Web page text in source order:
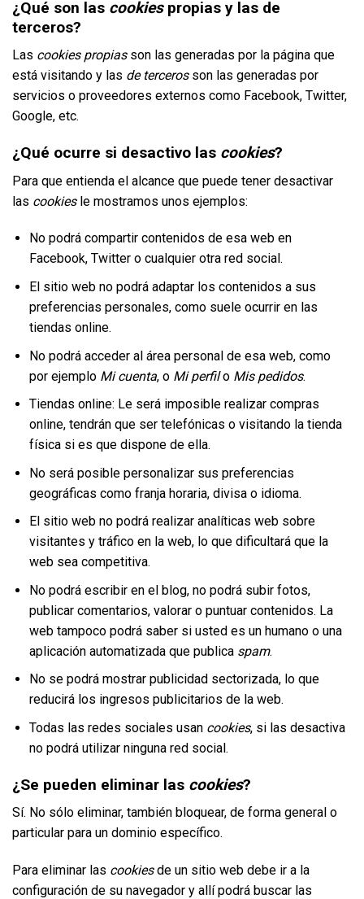
¿Qué son las cookiespropias y las de
terceros?
Las cookies propiasson las generadas por la página que
está visitando y las de tercerosson las generadas por
servicios o proveedores externos como Facebook, Twitter,
Google, etc.
¿Qué ocurre si desactivo las cookies?
Para que entienda el alcance que puede tener desactivar
las cookiesle mostramos unos ejemplos:
No podrá compartir contenidos de esa web en
Facebook, Twitter o cualquier otra red social.
El sitio web no podrá adaptar los contenidos a sus
preferencias personales, como suele ocurrir en las
tiendas online.
No podrá acceder al área personal de esa web, como
por ejemplo Mi cuenta, o Mi perfilo Mis pedidos.
Tiendas online: Le será imposible realizar compras
online, tendrán que ser telefónicas o visitando la tienda
física si es que dispone de ella.
No será posible personalizar sus preferencias
geográficas como franja horaria, divisa o idioma.
El sitio web no podrá realizar analíticas web sobre
visitantes y tráfico en la web, lo que dificultará que la
web sea competitiva.
No podrá escribir en el blog, no podrá subir fotos,
publicar comentarios, valorar o puntuar contenidos. La
web tampoco podrá saber si usted es un humano o una
aplicación automatizada que publica spam.
No se podrá mostrar publicidad sectorizada, lo que
reducirá los ingresos publicitarios de la web.
Todas las redes sociales usan cookies, si las desactiva
no podrá utilizar ninguna red social.
¿Se pueden eliminar las cookies?
Sí. No sólo eliminar, también bloquear, de forma general o
particular para un dominio específico.
Para eliminar las cookiesde un sitio web debe ir a la
configuración de su navegador y allí podrá buscar las